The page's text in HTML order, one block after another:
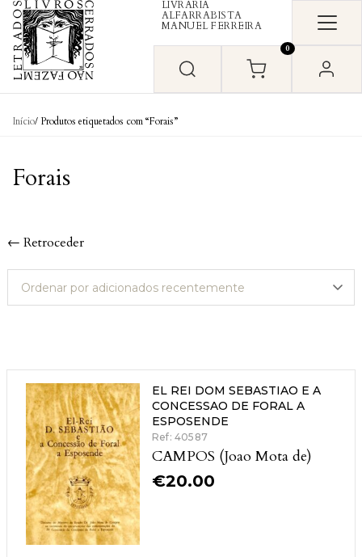
Skip to content
LIVRARIA
ALFARRABISTA
MANUEL FERREIRA
0
Início/ Produtos etiquetados com “Forais”
Forais
← Retroceder
EL REI DOM SEBASTIAO E A
CONCESSAO DE FORAL A
ESPOSENDE
Ref: 40587
CAMPOS (Joao Mota de)
€20.00